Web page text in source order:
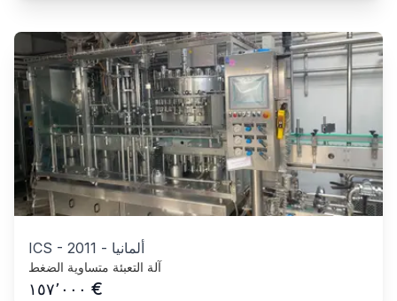
ICS - 2011 - ألمانيا
آلة التعبئة متساوية الضغط
١٥٧٬٠٠٠ €